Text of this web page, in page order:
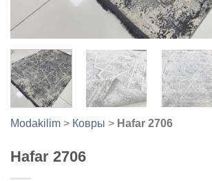
Modakilim > Ковры > Hafar 2706
Hafar 2706